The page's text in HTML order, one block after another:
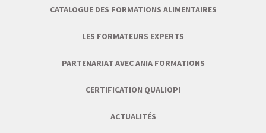
CATALOGUE DES FORMATIONS ALIMENTAIRES
LES FORMATEURS EXPERTS
PARTENARIAT AVEC ANIA FORMATIONS
CERTIFICATION QUALIOPI
ACTUALITÉS